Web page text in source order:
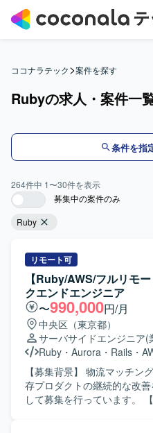
ココナラテック>案件を探す
Rubyの求人・案件一
条件を指
264件中 1〜30件を表示
募集中の案件のみ
Ruby
リモート可
【Ruby/AWS/フルリモ
クエンドエンジニア
〜990,000円/月
中央区（東京都）
サーバサイドエンジニア(
Ruby ・ Aurora ・ Rails ・
【募集背景】 物流マッチン
存プロダクトの継続的な改
して募集を行っています。 【作業内容】 「ハコベル運送手